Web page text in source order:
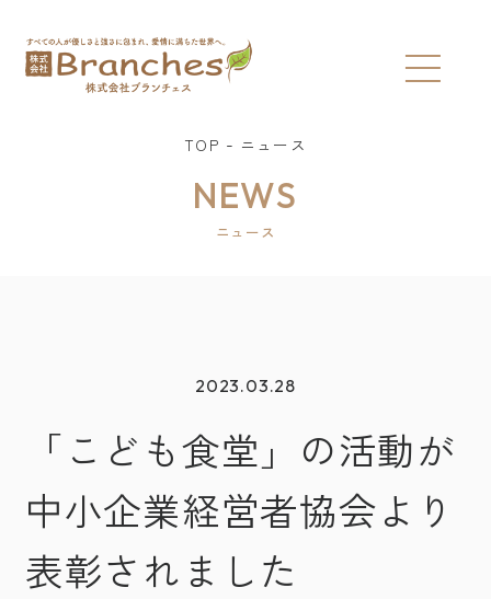
NEWS
ニュース
TOP ニュース
2023.03.28
「こども食堂」の活動が
中小企業経営者協会より
表彰されました